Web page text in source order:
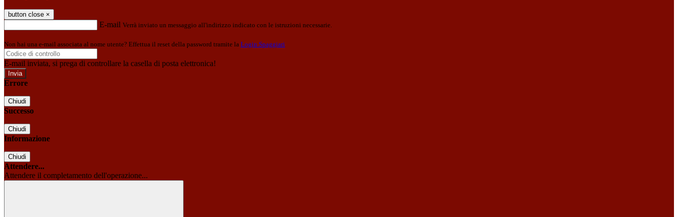
button close ×
E-mail Verrà inviato un messaggio all'indirizzo indicato con le istruzioni necessarie.
Non hai una e-mail associata al nome utente? Effettua il reset della password tramite la Login Spaggiari
E-mail inviata, si prega di controllare la casella di posta elettronica!
Errore
Chiudi
Successo
Chiudi
Informazione
Chiudi
Attendere...
Attendere il completamento dell'operazione...